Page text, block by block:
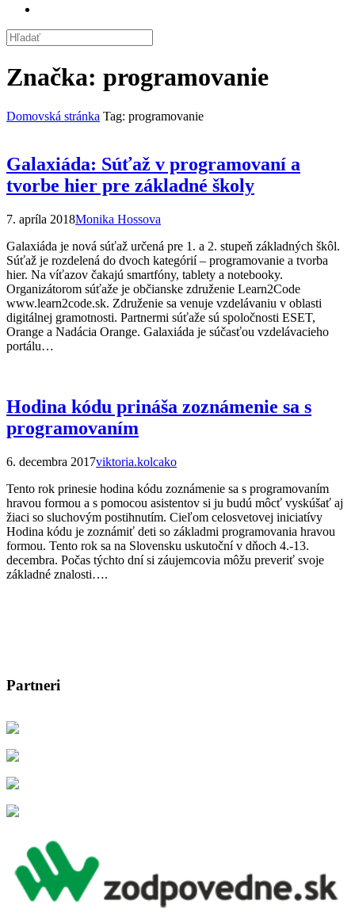
Značka: programovanie
Domovská stránka Tag: programovanie
Galaxiáda: Súťaž v programovaní a
tvorbe hier pre základné školy
7. apríla 2018Monika Hossova
Galaxiáda je nová súťaž určená pre 1. a 2. stupeň základných škôl.
Súťaž je rozdelená do dvoch kategórií – programovanie a tvorba
hier. Na víťazov čakajú smartfóny, tablety a notebooky.
Organizátorom súťaže je občianske združenie Learn2Code
www.learn2code.sk. Združenie sa venuje vzdelávaniu v oblasti
digitálnej gramotnosti. Partnermi súťaže sú spoločnosti ESET,
Orange a Nadácia Orange. Galaxiáda je súčasťou vzdelávacieho
portálu…
Hodina kódu prináša zoznámenie sa s
programovaním
6. decembra 2017viktoria.kolcako
Tento rok prinesie hodina kódu zoznámenie sa s programovaním
hravou formou a s pomocou asistentov si ju budú môcť vyskúšať aj
žiaci so sluchovým postihnutím. Cieľom celosvetovej iniciatívy
Hodina kódu je zoznámiť deti so základmi programovania hravou
formou. Tento rok sa na Slovensku uskutoční v dňoch 4.-13.
decembra. Počas týchto dní si záujemcovia môžu preveriť svoje
základné znalosti….
Partneri